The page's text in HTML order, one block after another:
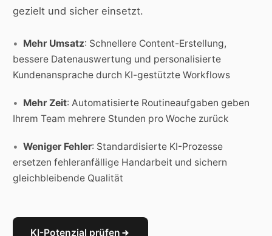
gezielt und sicher einsetzt.
Mehr Umsatz: Schnellere Content-Erstellung,
bessere Datenauswertung und personalisierte
Kundenansprache durch KI-gestützte Workflows
Mehr Zeit: Automatisierte Routineaufgaben geben
Ihrem Team mehrere Stunden pro Woche zurück
Weniger Fehler: Standardisierte KI-Prozesse
ersetzen fehleranfällige Handarbeit und sichern
gleichbleibende Qualität
KI-Potenzial prüfen